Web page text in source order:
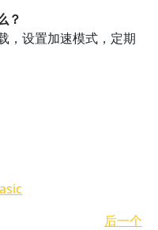
？
，设置加速模式，定期
后一个